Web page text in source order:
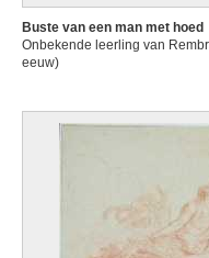
Buste van een man met hoed
Onbekende leerling van
eeuw)